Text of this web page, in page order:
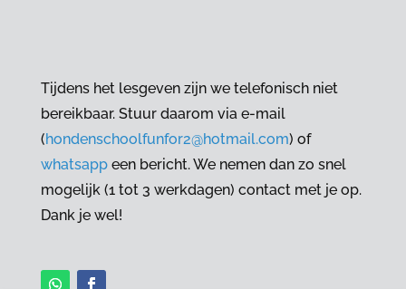
Tijdens het lesgeven zijn we telefonisch niet
bereikbaar. Stuur daarom via e-mail
(hondenschoolfunfor2@hotmail.com) of
whatsappeen bericht. We nemen dan zo snel
mogelijk (1 tot 3 werkdagen) contact met je op.
Dank je wel!